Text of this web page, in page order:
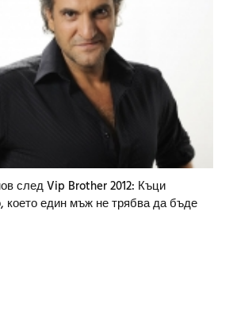
след Vip Brother 2012: Къци
което един мъж не трябва да бъде